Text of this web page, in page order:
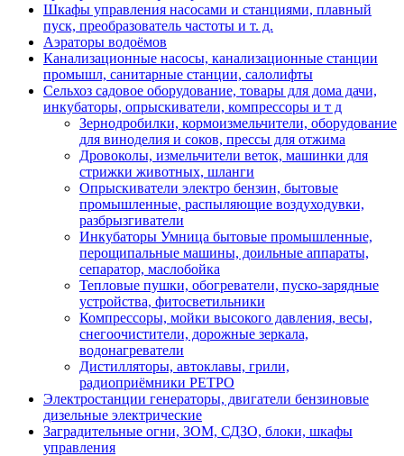
Шкафы управления насосами и станциями, плавный
пуск, преобразователь частоты и т. д.
Аэраторы водоёмов
Канализационные насосы, канализационные станции
промышл, санитарные станции, салолифты
Сельхоз садовое оборудование, товары для дома дачи,
инкубаторы, опрыскиватели, компрессоры и т д
Зернодробилки, кормоизмельчители, оборудование
для виноделия и соков, прессы для отжима
Дровоколы, измельчители веток, машинки для
стрижки животных, шланги
Опрыскиватели электро бензин, бытовые
промышленные, распыляющие воздуходувки,
разбрызгиватели
Инкубаторы Умница бытовые промышленные,
перощипальные машины, доильные аппараты,
сепаратор, маслобойка
Тепловые пушки, обогреватели, пуско-зарядные
устройства, фитосветильники
Компрессоры, мойки высокого давления, весы,
снегоочистители, дорожные зеркала,
водонагреватели
Дистилляторы, автоклавы, грили,
радиоприёмники РЕТРО
Электростанции генераторы, двигатели бензиновые
дизельные электрические
Заградительные огни, ЗОМ, СДЗО, блоки, шкафы
управления